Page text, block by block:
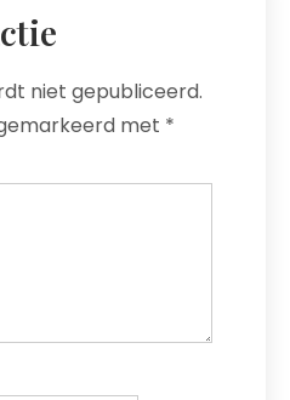
niet gepubliceerd.
met *